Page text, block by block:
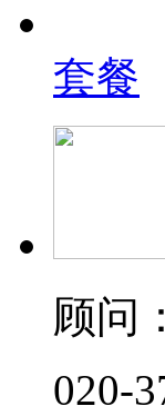
套餐
顾问
020-